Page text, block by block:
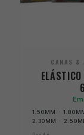
CANAS &
ELÁSTICO
1.50MM ·
2.30MM ·